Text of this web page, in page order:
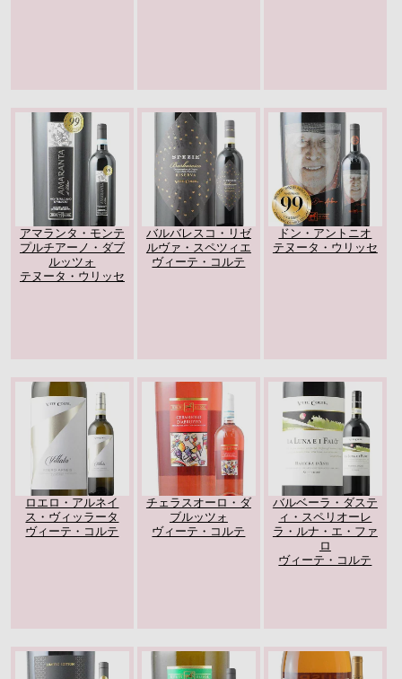
アマランタ・モンテ
プルチアーノ・ダブ
ルッツォ
テヌータ・ウリッセ
バルバレスコ・リゼ
ルヴァ・スペツィエ
ヴィーテ・コルテ
ドン・アントニオ
テヌータ・ウリッセ
ロエロ・アルネイ
ス・ヴィッラータ
ヴィーテ・コルテ
チェラスオーロ・ダ
ブルッツォ
ヴィーテ・コルテ
バルベーラ・ダステ
ィ・スペリオーレ
ラ・ルナ・エ・ファ
ロ
ヴィーテ・コルテ